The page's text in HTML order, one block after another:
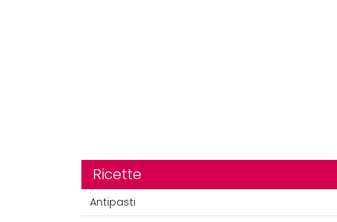
Ricette
Antipasti